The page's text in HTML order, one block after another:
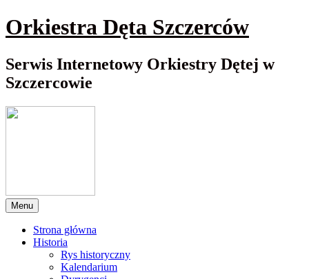
Przewiń
do
Orkiestra Dęta Szczerców
Serwis Internetowy Orkiestry Dętej w
Szczercowie
Menu
Strona główna
Historia
Rys historyczny
Kalendarium